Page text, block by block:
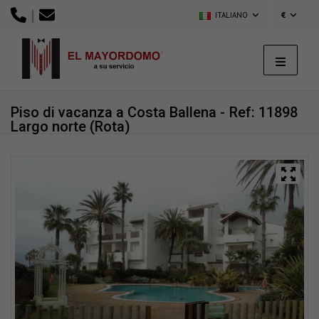
| ITALIANO €
Ref: 11898
Piso di vacanza a Costa Ballena -
Largo norte (Rota)